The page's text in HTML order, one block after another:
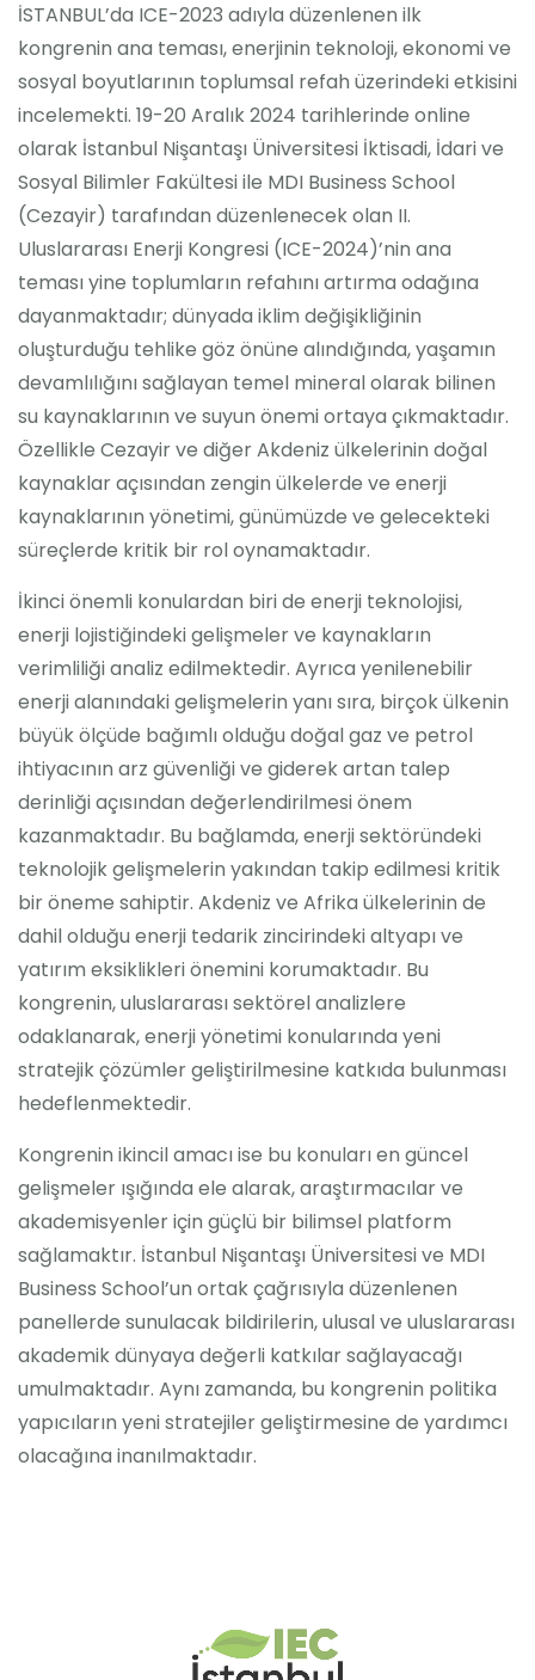
İSTANBUL’da ICE-2023 adıyla düzenlenen ilk
kongrenin ana teması, enerjinin teknoloji, ekonomi ve
sosyal boyutlarının toplumsal refah üzerindeki etkisini
incelemekti. 19-20 Aralık 2024 tarihlerinde online
olarak İstanbul Nişantaşı Üniversitesi İktisadi, İdari ve
Sosyal Bilimler Fakültesi ile MDI Business School
(Cezayir) tarafından düzenlenecek olan II.
Uluslararası Enerji Kongresi (ICE-2024)’nin ana
teması yine toplumların refahını artırma odağına
dayanmaktadır; dünyada iklim değişikliğinin
oluşturduğu tehlike göz önüne alındığında, yaşamın
devamlılığını sağlayan temel mineral olarak bilinen
su kaynaklarının ve suyun önemi ortaya çıkmaktadır.
Özellikle Cezayir ve diğer Akdeniz ülkelerinin doğal
kaynaklar açısından zengin ülkelerde ve enerji
kaynaklarının yönetimi, günümüzde ve gelecekteki
süreçlerde kritik bir rol oynamaktadır.
İkinci önemli konulardan biri de enerji teknolojisi,
enerji lojistiğindeki gelişmeler ve kaynakların
verimliliği analiz edilmektedir. Ayrıca yenilenebilir
enerji alanındaki gelişmelerin yanı sıra, birçok ülkenin
büyük ölçüde bağımlı olduğu doğal gaz ve petrol
ihtiyacının arz güvenliği ve giderek artan talep
derinliği açısından değerlendirilmesi önem
kazanmaktadır. Bu bağlamda, enerji sektöründeki
teknolojik gelişmelerin yakından takip edilmesi kritik
bir öneme sahiptir. Akdeniz ve Afrika ülkelerinin de
dahil olduğu enerji tedarik zincirindeki altyapı ve
yatırım eksiklikleri önemini korumaktadır. Bu
kongrenin, uluslararası sektörel analizlere
odaklanarak, enerji yönetimi konularında yeni
stratejik çözümler geliştirilmesine katkıda bulunması
hedeflenmektedir.
Kongrenin ikincil amacı ise bu konuları en güncel
gelişmeler ışığında ele alarak, araştırmacılar ve
akademisyenler için güçlü bir bilimsel platform
sağlamaktır. İstanbul Nişantaşı Üniversitesi ve MDI
Business School’un ortak çağrısıyla düzenlenen
panellerde sunulacak bildirilerin, ulusal ve uluslararası
akademik dünyaya değerli katkılar sağlayacağı
umulmaktadır. Aynı zamanda, bu kongrenin politika
yapıcıların yeni stratejiler geliştirmesine de yardımcı
olacağına inanılmaktadır.